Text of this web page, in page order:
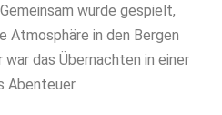
wurde gespielt,
Atmosphäre in den Bergen
war das Übernachten in einer
Abenteuer.